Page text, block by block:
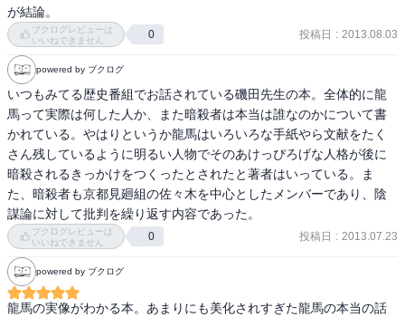
が結論。
ブクログレビューは
いいねできません
0 投稿日 : 2013.08.03
powered by ブクログ
いつもみてる歴史番組でお話されている磯田先生の本。全体的に龍
馬って実際は何した人か、また暗殺者は本当は誰なのかについて書
かれている。やはりというか龍馬はいろいろな手紙やら文献をたく
さん残しているように明るい人物でそのあけっぴろげな人格が後に
暗殺されるきっかけをつくったとされたと著者はいっている。ま
た、暗殺者も京都見廻組の佐々木を中心としたメンバーであり、陰
謀論に対して批判を繰り返す内容であった。
ブクログレビューは
いいねできません
0 投稿日 : 2013.07.23
powered by ブクログ
龍馬の実像がわかる本。あまりにも美化されすぎた龍馬の本当の話